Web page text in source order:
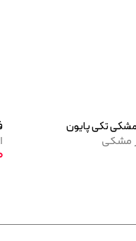
پایون
فرمر
ابزار